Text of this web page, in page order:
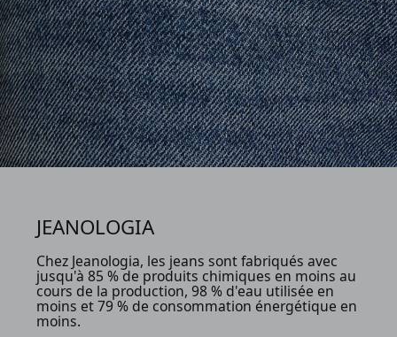
JEANOLOGIA
Chez Jeanologia, les jeans sont fabriqués avec
jusqu'à 85 % de produits chimiques en moins au
cours de la production, 98 % d'eau utilisée en
moins et 79 % de consommation énergétique en
moins.